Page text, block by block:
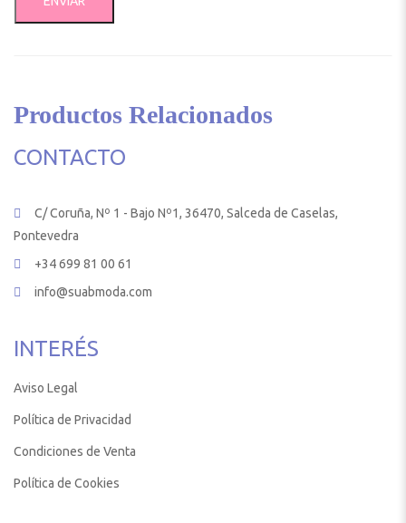
Productos Relacionados
CONTACTO
C/ Coruña, Nº 1 - Bajo Nº1, 36470, Salceda de Caselas,
Pontevedra
+34 699 81 00 61
info@suabmoda.com
INTERÉS
Aviso Legal
Política de Privacidad
Condiciones de Venta
Política de Cookies